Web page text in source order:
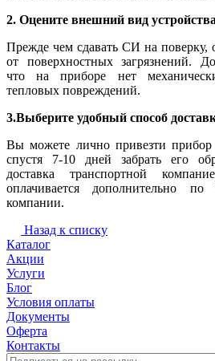
2. Оцените внешний вид устройства
Прежде чем сдавать СИ на поверку,
от поверхностных загрязнений.
что на приборе нет
тепловых повреждений.
3.Выберите удобный способ
Вы можете лично привезти
спустя 7-10 дней забрать его
доставка транспортной
оплачивается дополнительно по
компании.
Назад к списку
Каталог
Акции
Услуги
Блог
Условия оплаты
Документы
Оферта
Контакты